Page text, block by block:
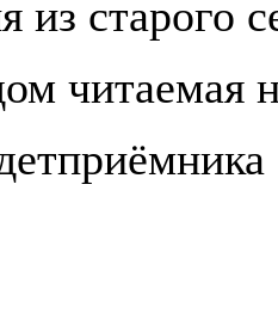
из старого
читаемая